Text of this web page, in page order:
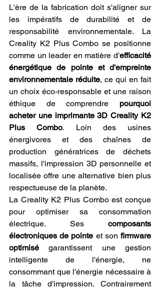
L'ère de la fabrication doit s'aligner sur
les impératifs de durabilité et de
responsabilité environnementale. La
Creality K2 Plus Combo se positionne
comme un leader en matière d'efficacité
énergétique de pointe et d'empreinte
environnementale réduite, ce qui en fait
un choix éco-responsable et une raison
éthique de comprendre pourquoi
acheter une imprimante 3D Creality K2
Plus Combo. Loin des usines
énergivores et des chaînes de
production génératrices de déchets
massifs, l'impression 3D personnelle et
localisée offre une alternative bien plus
respectueuse de la planète.
La Creality K2 Plus Combo est conçue
pour optimiser sa consommation
électrique. Ses composants
électroniques de pointe et son firmware
optimisé garantissent une gestion
intelligente de l'énergie, ne
consommant que l'énergie nécessaire à
la tâche d'impression. Contrairement